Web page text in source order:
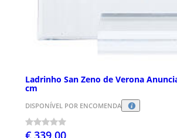
Ladrinho San Zeno de Verona
cm
DISPONÍVEL POR ENCOMENDA
€ 339,00